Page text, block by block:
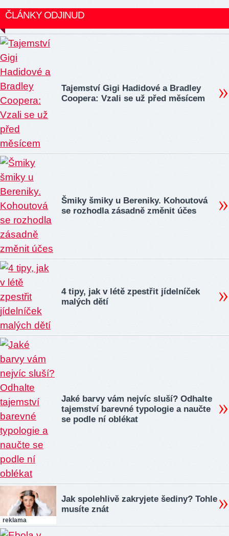
ČLÁNKY ODJINUD
Tajemství Gigi Hadidové a Bradley
Coopera: Vzali se už před měsícem
Šmiky šmiky u Bereniky. Kohoutová
se rozhodla zásadně změnit účes
4 tipy, jak v létě zpestřit jídelníček
malých dětí
Jaké barvy vám nejvíc sluší? Odhalte
tajemství barevné typologie a naučte
se podle ní oblékat
reklama
Jak spolehlivě zakryjete šediny? Tohle
musíte znát